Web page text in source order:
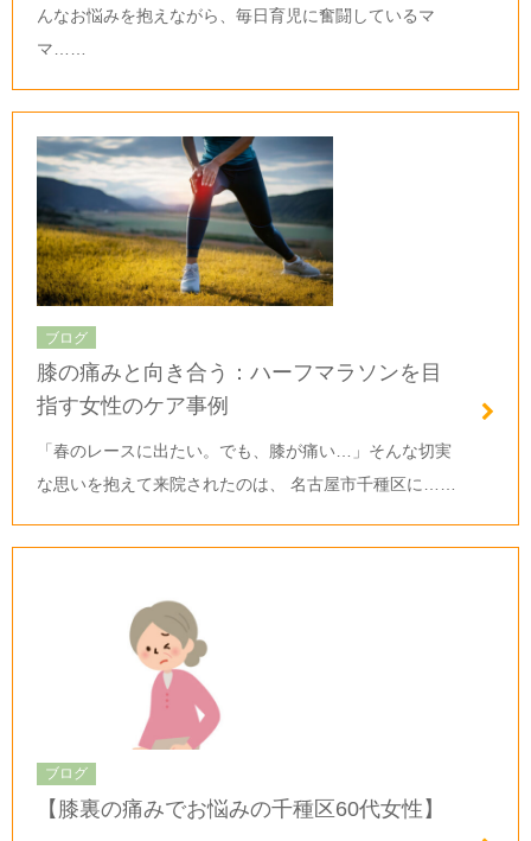
んなお悩みを抱えながら、毎日育児に奮闘しているマ
マ……
ブログ
膝の痛みと向き合う：ハーフマラソンを目
指す女性のケア事例
「春のレースに出たい。でも、膝が痛い…」そんな切実
な思いを抱えて来院されたのは、 名古屋市千種区に……
ブログ
【膝裏の痛みでお悩みの千種区60代女性】